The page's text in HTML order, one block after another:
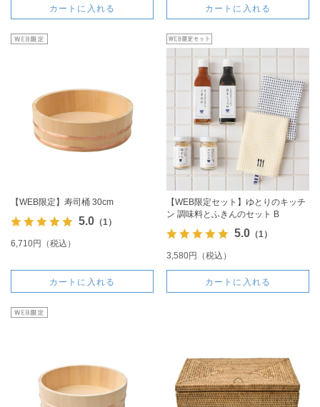
カートに入れる カートに入れる
【WEB限定】寿司桶 30cm
5.0（1）
6,710円（税込）
カートに入れる
【WEB限定セット】ゆとりのキッチ
ン 調味料とふきんのセット B
5.0（1）
3,580円（税込）
カートに入れる